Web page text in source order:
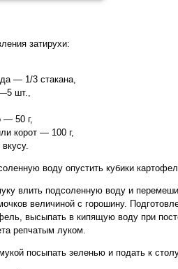
затирухи:
— 1/3 стакана,
шт.,
— 50 г,
корот — 100 г,
воду опустить кубики
влить подсоленную воду и
величиной с горошину.
высыпать в кипящую воду при
репчатым луком.
посыпать зеленью и подать к